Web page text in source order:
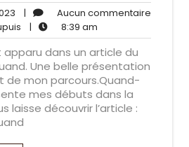
octobre
30,
2023
| Aucun commentaire
Nathalie
Dupuis
| 8:39 am
am
dans un article du
Une belle présentation
mon parcours.Quand-
mes débuts dans la
laisse découvrir l’article :